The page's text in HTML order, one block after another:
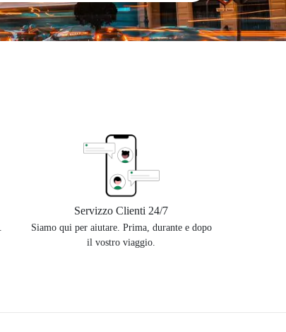
Servizzo Clienti 24/7
Siamo qui per aiutare. Prima, durante e dopo
il vostro viaggio.